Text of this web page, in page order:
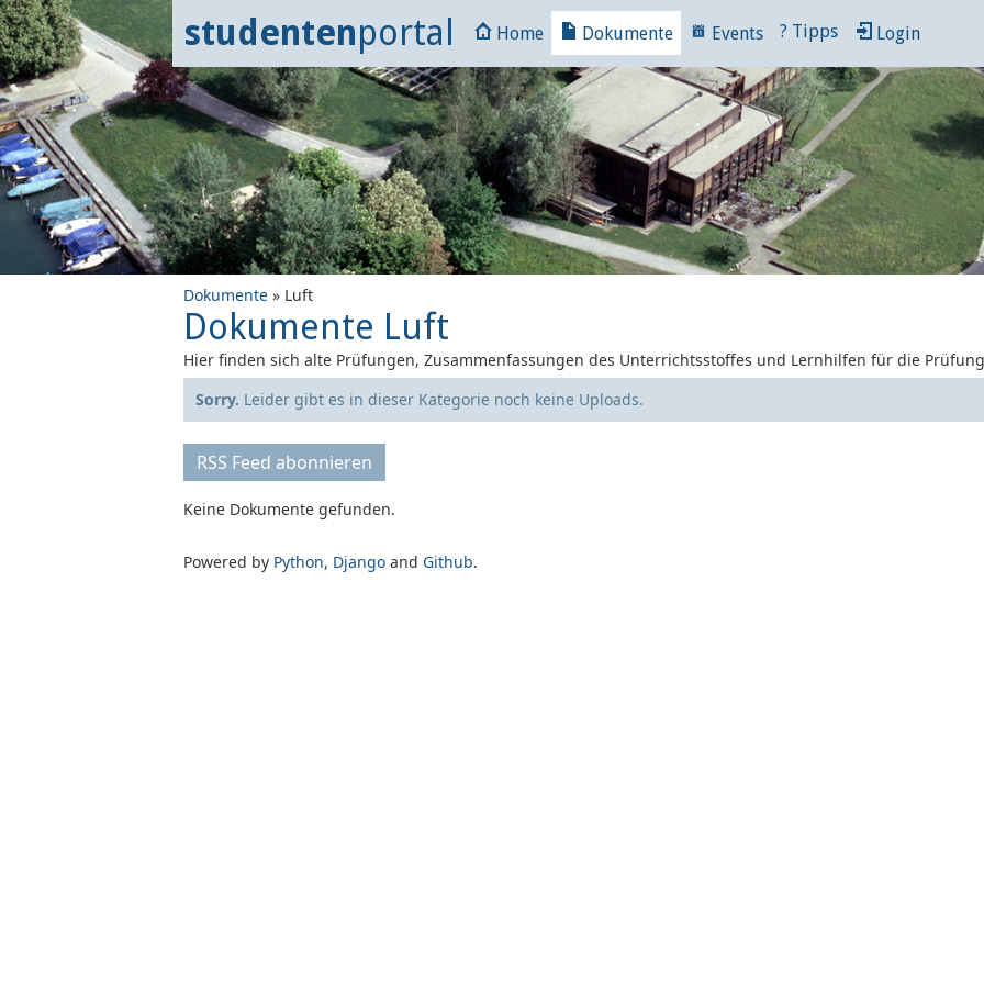
studentenportal Home Dokumente Events ? Tipps Login
Dokumente » Luft
Dokumente Luft
Hier finden sich alte Prüfungen, Zusammenfassungen des Unterrichtsstoffes und Lernhilfen für die
Sorry. Leider gibt es in dieser Kategorie noch keine Uploads.
RSS Feed abonnieren
Keine Dokumente gefunden.
Powered by Python, Django and Github.